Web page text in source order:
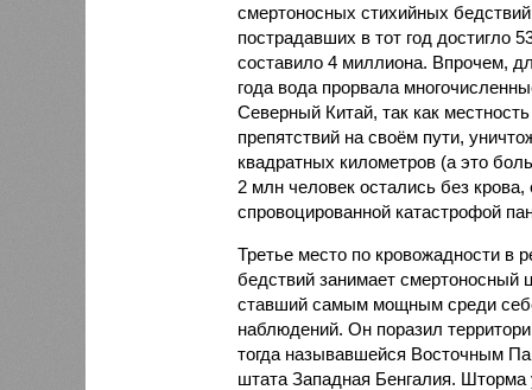
смертоносных стихийных
пострадавших в тот год достигло
составило 4 миллиона. Впрочем,
года вода прорвала
Северный Китай, так как
препятствий на своём пути,
квадратных километров (а это
2 млн человек остались без
спровоцированной катастрофой
Третье место по кровожадности в
бедствий занимает смертоносный
ставший самым мощным среди
наблюдений. Он поразил
тогда называвшейся Восточным
штата Западная Бенгалия. Шторма